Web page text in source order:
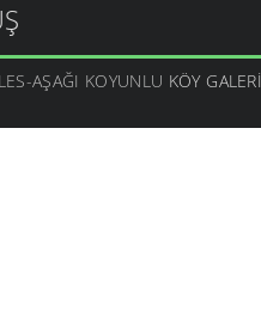
AŞAĞI KOYUNLU KÖY GALERI